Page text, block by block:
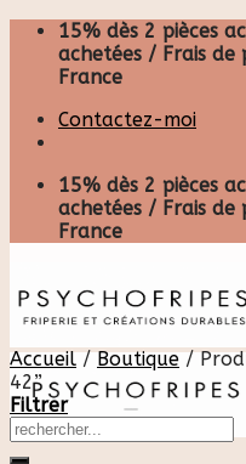
Skip
content
15% dès 2 pièces
achetées / Frais
France
Contactez-moi
15% dès 2 pièces
achetées / Frais
France
Accueil / Boutique /
42”
Filtrer